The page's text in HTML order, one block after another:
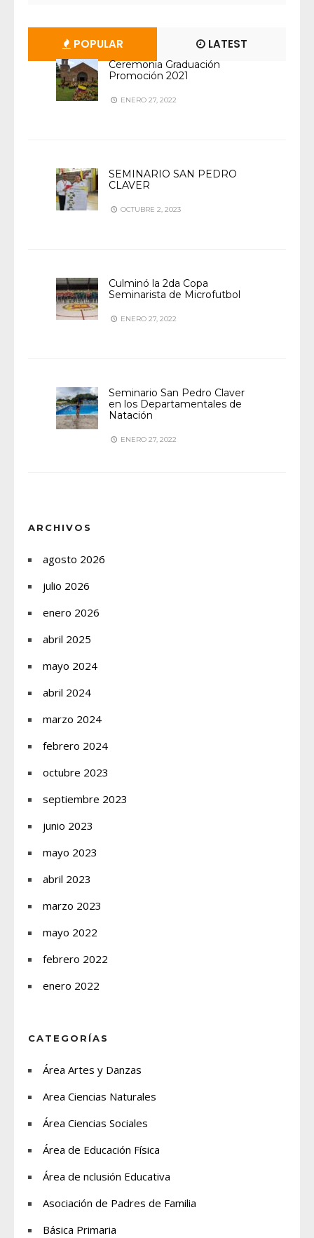
POPULAR LATEST
Ceremonia Graduación
Promoción 2021
ENERO 27, 2022
SEMINARIO SAN PEDRO
CLAVER
OCTUBRE 2, 2023
Culminó la 2da Copa
Seminarista de Microfutbol
ENERO 27, 2022
Seminario San Pedro Claver
en los Departamentales de
Natación
ENERO 27, 2022
ARCHIVOS
agosto 2026
julio 2026
enero 2026
abril 2025
mayo 2024
abril 2024
marzo 2024
febrero 2024
octubre 2023
septiembre 2023
junio 2023
mayo 2023
abril 2023
marzo 2023
mayo 2022
febrero 2022
enero 2022
CATEGORÍAS
Área Artes y Danzas
Area Ciencias Naturales
Área Ciencias Sociales
Área de Educación Física
Área de nclusión Educativa
Asociación de Padres de Familia
Básica Primaria